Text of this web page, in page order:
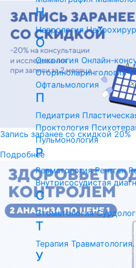
Запись заранее со скидкой 20%
Подробнее
Н
Неврология
О
Онкология Онлайн-
Оториноларингология
Офтальмология
П
Педиатрия
Проктология
Пульмонология
Р
Ревматология Рентген
Внутрисосудистая
С
Стоматология
Т
Терапия
У